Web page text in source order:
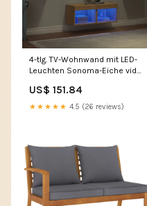
4-tlg. TV-Wohnwand mit LED-
Leuchten Sonoma-Eiche vida-
US$ 151.84
★★★★★ 4.5 (26 reviews)